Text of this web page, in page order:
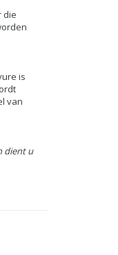
die
is
van
dient u